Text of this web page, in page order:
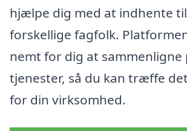
hjælpe dig med at indhente
forskellige fagfolk.
nemt for dig at sammenligne
tjenester, så du kan træffe
for din virksomhed.